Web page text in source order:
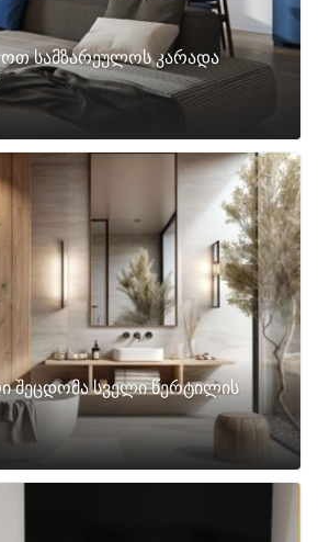
სამზარეულოს კარადა
შეცდომა სველი წერტილის